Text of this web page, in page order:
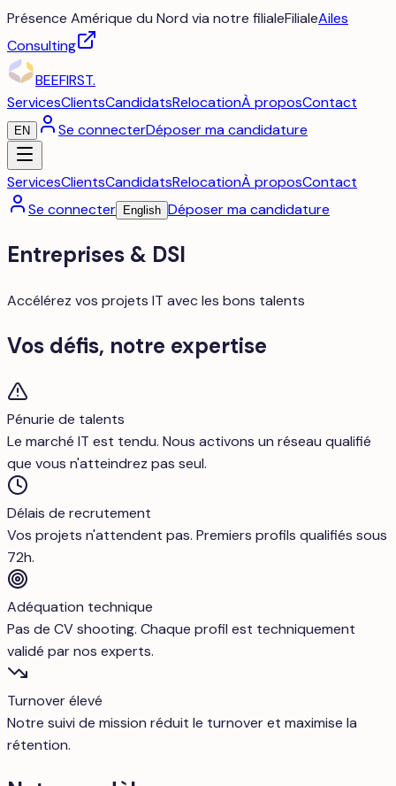
Présence Amérique du Nord via notre filialeFilialeAiles
Consulting
BEEFIRST.
ServicesClientsCandidatsRelocationÀ proposContact
EN Se connecterDéposer ma candidature
ServicesClientsCandidatsRelocationÀ proposContact
Se connecter
English Déposer ma candidature
Entreprises & DSI
Accélérez vos projets IT avec les bons talents
Vos défis, notre expertise
Pénurie de talents
Le marché IT est tendu. Nous activons un réseau qualifié
que vous n'atteindrez pas seul.
Délais de recrutement
Vos projets n'attendent pas. Premiers profils qualifiés sous
72h.
Adéquation technique
Pas de CV shooting. Chaque profil est techniquement
validé par nos experts.
Turnover élevé
Notre suivi de mission réduit le turnover et maximise la
rétention.